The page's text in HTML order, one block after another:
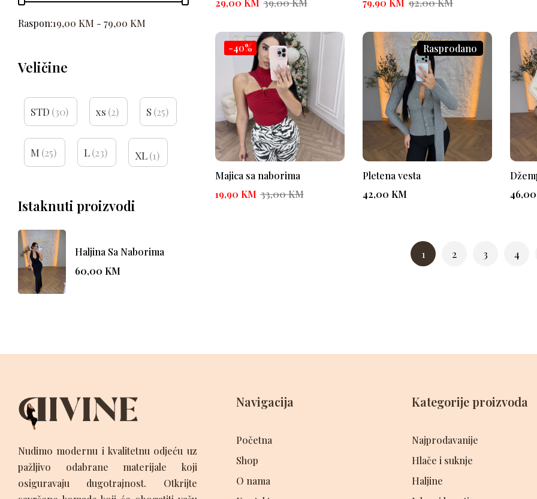
Sakoi
Set 2u1
Raspon:19,00 KM - 79,00 KM
Veličine
STD (30) xs (2) S (25)
M (25) L(23) XL (1)
Istaknuti proizvodi
Haljina Sa Naborima
60,00 KM
39,00KM
29,00 KM
92,00KM
79,90 KM
-40%
Majica sa naborima
33,00KM
19,90 KM
Rasprodano
Pletena vesta
42,00 KM
46,00
1 2 3 4
Nudimo modernu i kvalitetnu odjeću uz
pažljivo odabrane materijale koji
osiguravaju dugotrajnost. Otkrijte
Navigacija
Početna
Shop
O nama
Kategorije proizvoda
Najprodavanije
Hlače i suknje
Haljine